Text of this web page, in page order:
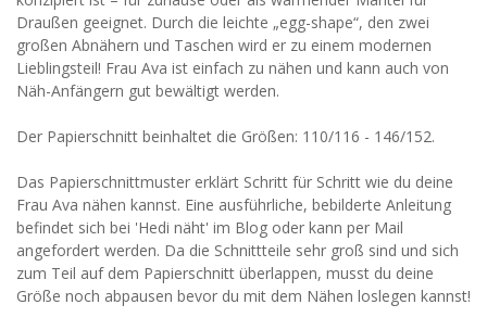
Draußen geeignet. Durch die leichte „egg-shape“, den zwei
großen Abnähern und Taschen wird er zu einem modernen
Lieblingsteil! Frau Ava ist einfach zu nähen und kann auch von
Näh-Anfängern gut bewältigt werden.
Der Papierschnitt beinhaltet die Größen: 110/116 - 146/152.
Das Papierschnittmuster erklärt Schritt für Schritt wie du deine
Frau Ava nähen kannst. Eine ausführliche, bebilderte Anleitung
befindet sich bei 'Hedi näht' im Blog oder kann per Mail
angefordert werden. Da die Schnittteile sehr groß sind und sich
zum Teil auf dem Papierschnitt überlappen, musst du deine
Größe noch abpausen bevor du mit dem Nähen loslegen kannst!